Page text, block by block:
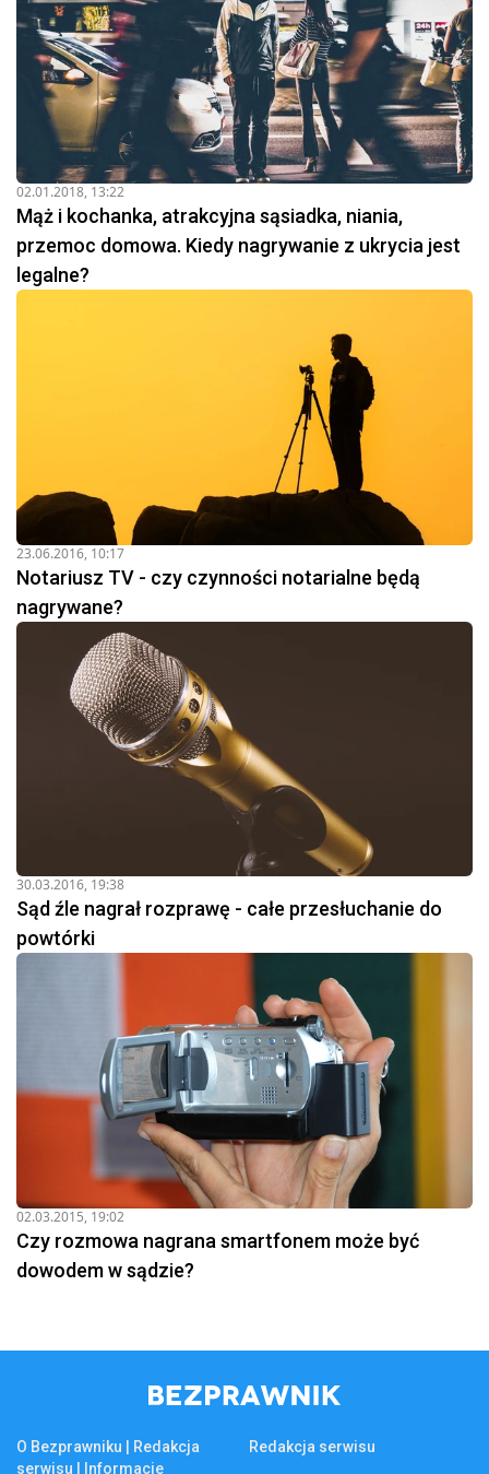
02.01.2018, 13:22
Mąż i kochanka, atrakcyjna sąsiadka, niania,
przemoc domowa. Kiedy nagrywanie z ukrycia jest
legalne?
23.06.2016, 10:17
Notariusz TV - czy czynności notarialne będą
nagrywane?
30.03.2016, 19:38
Sąd źle nagrał rozprawę - całe przesłuchanie do
powtórki
02.03.2015, 19:02
Czy rozmowa nagrana smartfonem może być
dowodem w sądzie?
O Bezprawniku | Redakcja
serwisu | Informacje
Redakcja serwisu